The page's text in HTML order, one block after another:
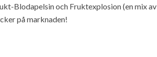
Blodapelsin och Fruktexplosion (en mix av
på marknaden!